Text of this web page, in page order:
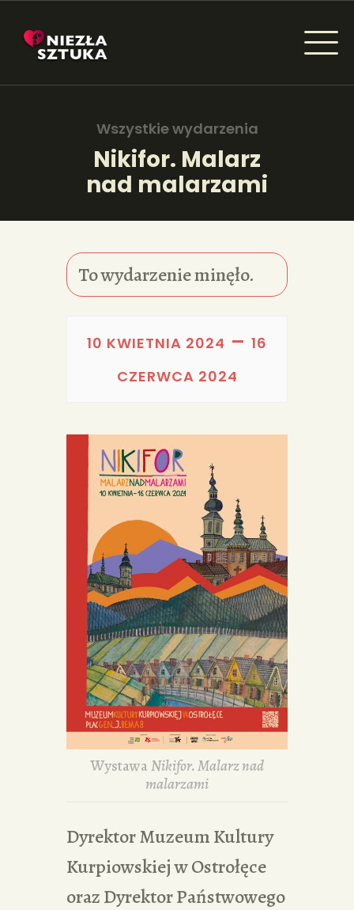
Wszystkie wydarzenia
Nikifor. Malarz
nad malarzami
NIEZŁA SZTUKA - NEWSY
AKTUALNOŚCI
ARTYKUŁY
INSPIRACJE
To wydarzenie minęło.
10 KWIETNIA 2024 – 16
CZERWCA 2024
WystawaNikifor. Malarz nad
malarzami
Dyrektor Muzeum Kultury
Kurpiowskiej w Ostrołęce
oraz Dyrektor Państwowego